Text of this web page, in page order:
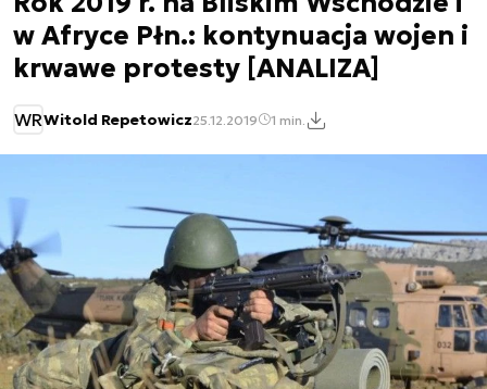
w Afryce Płn.: kontynuacja wojen i
krwawe protesty [ANALIZA]
WRWitold Repetowicz25.12.2019 1 min.